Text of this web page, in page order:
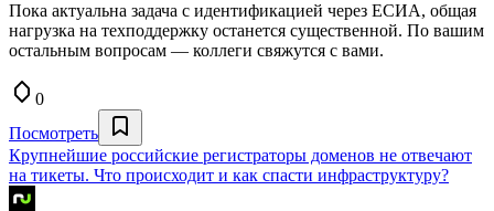
Пока актуальна задача с идентификацией через ЕСИА, общая
нагрузка на техподдержку останется существенной. По вашим
остальным вопросам — коллеги свяжутся с вами.
0
Посмотреть
Крупнейшие российские регистраторы доменов не отвечают
на тикеты. Что происходит и как спасти инфраструктуру?